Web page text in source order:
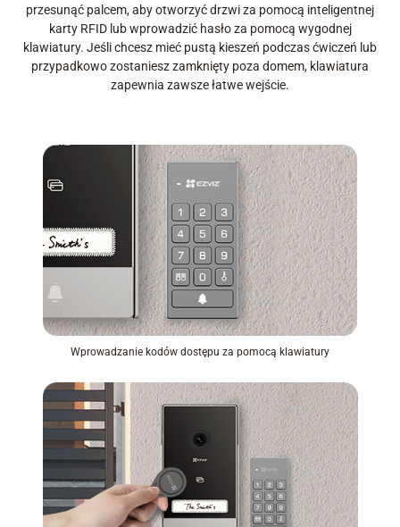
przesunąć palcem, aby otworzyć drzwi za pomocą inteligentnej
karty RFID lub wprowadzić hasło za pomocą wygodnej
klawiatury. Jeśli chcesz mieć pustą kieszeń podczas ćwiczeń lub
przypadkowo zostaniesz zamknięty poza domem, klawiatura
zapewnia zawsze łatwe wejście.
Wprowadzanie kodów dostępu za pomocą klawiatury